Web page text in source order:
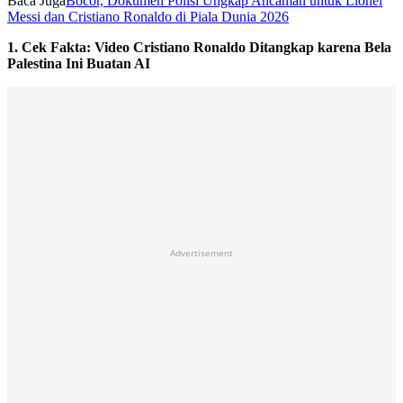
Messi dan Cristiano Ronaldo di Piala Dunia 2026
1. Cek Fakta: Video Cristiano Ronaldo Ditangkap karena Bela
Palestina Ini Buatan AI
Advertisement